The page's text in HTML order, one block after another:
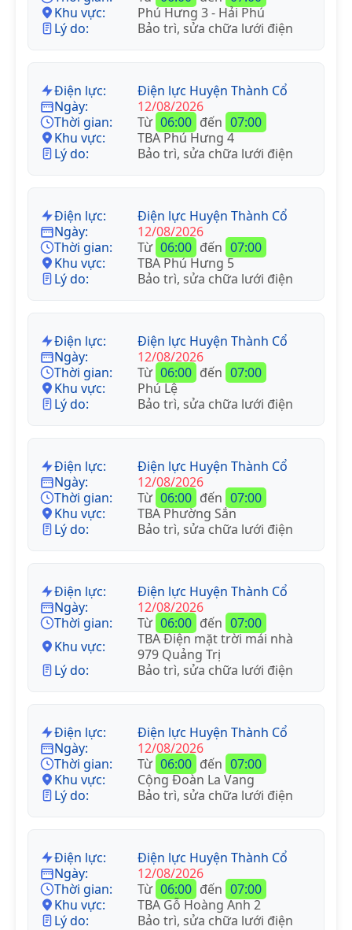
Khu vực:
Phú Hưng 3 - Hải Phú
Lý do:
Bảo trì, sửa chữa lưới điện
Điện lực:
Điện lực Huyện Thành Cổ
Ngày:
12/08/2026
Thời gian:
Từ 06:00 đến 07:00
Khu vực:
TBA Phú Hưng 4
Lý do:
Bảo trì, sửa chữa lưới điện
Điện lực:
Điện lực Huyện Thành Cổ
Ngày:
12/08/2026
Thời gian:
Từ 06:00 đến 07:00
Khu vực:
TBA Phú Hưng 5
Lý do:
Bảo trì, sửa chữa lưới điện
Điện lực:
Điện lực Huyện Thành Cổ
Ngày:
12/08/2026
Thời gian:
Từ 06:00 đến 07:00
Khu vực:
Phú Lệ
Lý do:
Bảo trì, sửa chữa lưới điện
Điện lực:
Điện lực Huyện Thành Cổ
Ngày:
12/08/2026
Thời gian:
Từ 06:00 đến 07:00
Khu vực:
TBA Phường Sắn
Lý do:
Bảo trì, sửa chữa lưới điện
Điện lực:
Điện lực Huyện Thành Cổ
Ngày:
12/08/2026
Thời gian:
Từ 06:00 đến 07:00
Khu vực:
TBA Điện mặt trời mái nhà
979 Quảng Trị
Lý do:
Bảo trì, sửa chữa lưới điện
Điện lực:
Điện lực Huyện Thành Cổ
Ngày:
12/08/2026
Thời gian:
Từ 06:00 đến 07:00
Khu vực:
Cộng Đoàn La Vang
Lý do:
Bảo trì, sửa chữa lưới điện
Điện lực:
Điện lực Huyện Thành Cổ
Ngày:
12/08/2026
Thời gian:
Từ 06:00 đến 07:00
Khu vực:
TBA Gỗ Hoàng Anh 2
Lý do:
Bảo trì, sửa chữa lưới điện